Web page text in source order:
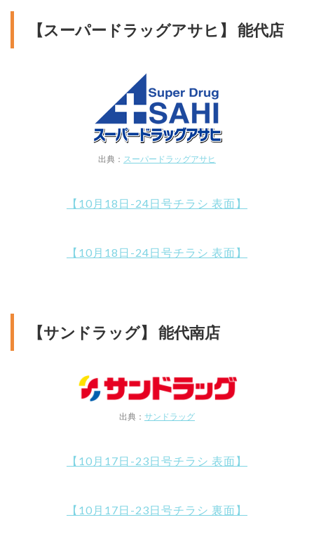
【スーパードラッグアサヒ】 能代店
出典： スーパードラッグアサヒ
【10月18日-24日号チラシ 表面】
【10月18日-24日号チラシ 表面】
【サンドラッグ】 能代南店
出典： サンドラッグ
【10月17日-23日号チラシ 表面】
【10月17日-23日号チラシ 裏面】